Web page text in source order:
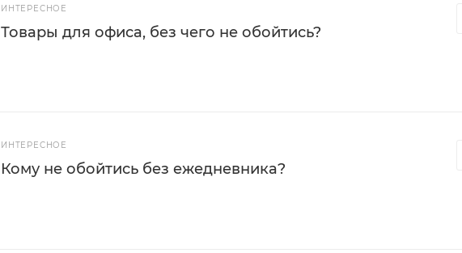
ИНТЕРЕСНОЕ
Товары для офиса, без чего не обойтись?
ИНТЕРЕСНОЕ
Кому не обойтись без ежедневника?